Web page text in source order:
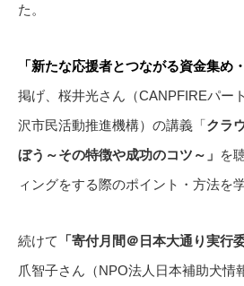
た。
「新たな応援者とつながる資金集め
掲げ、桜井光さん（CANPFIREパー
沢市民活動推進機構）の講義「クラ
ぼう～その特徴や成功のコツ～」 を
ィングをする際のポイント・方法を
続けて 「寄付月間＠日本大通り実行
爪智子さん（NPO法人日本補助犬